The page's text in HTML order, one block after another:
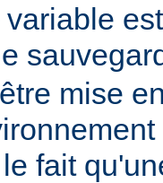
mise
fait